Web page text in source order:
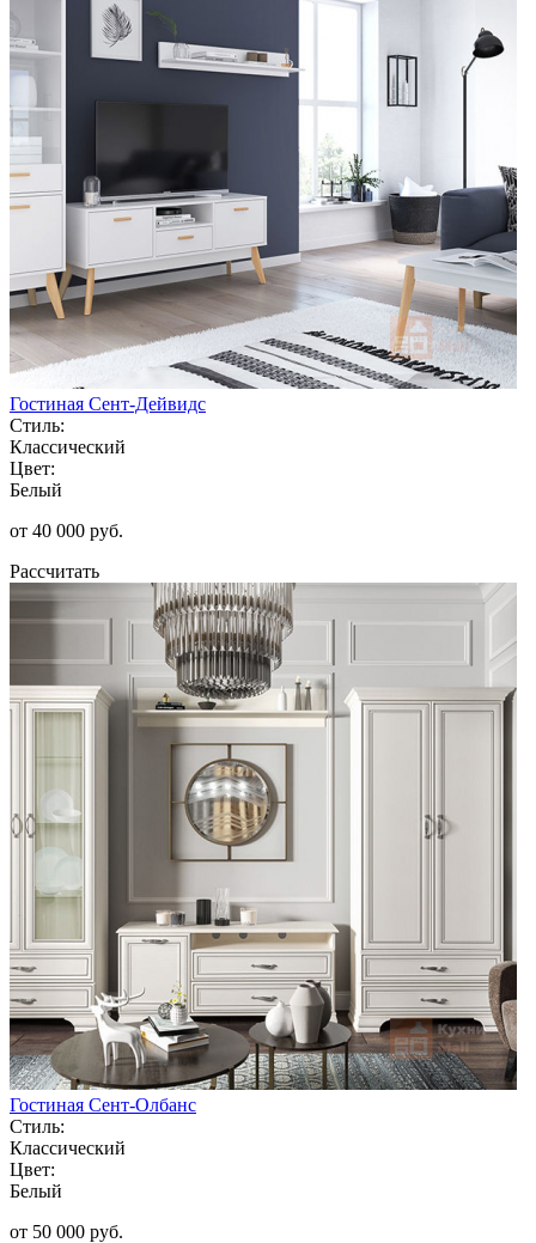
Гостиная Сент-Дейвидс
Стиль:
Классический
Цвет:
Белый
от 40 000 руб.
Рассчитать
Гостиная Сент-Олбанс
Стиль:
Классический
Цвет:
Белый
от 50 000 руб.